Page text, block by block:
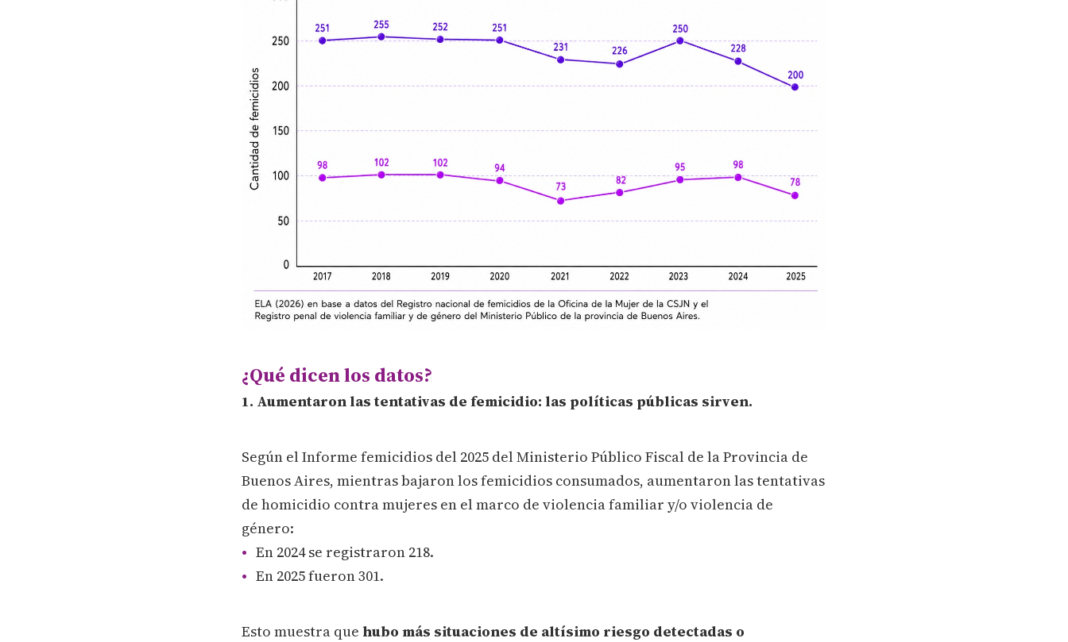
¿Qué dicen los datos?
1. Aumentaron las tentativas de femicidio: las políticas públicas sirven.
Según el Informe femicidios del 2025 del Ministerio Público Fiscal de la Provincia de
Buenos Aires, mientras bajaron los femicidios consumados, aumentaron las tentativas
de homicidio contra mujeres en el marco de violencia familiar y/o violencia de
género:
En 2024 se registraron 218.
En 2025 fueron 301.
Esto muestra que hubo más situaciones de altísimo riesgo detectadas o